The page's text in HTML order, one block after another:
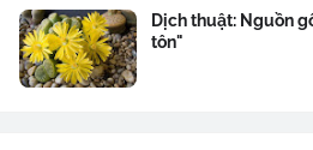
Dịch thuật: Nguồn
tôn"